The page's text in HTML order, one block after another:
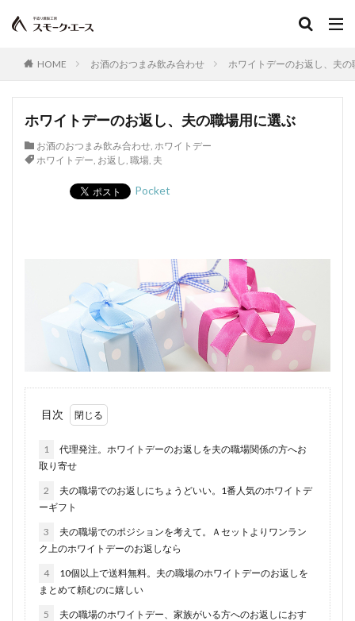
HOME お酒のおつまみ飲み合わせ ホワイトデーのお返し、夫の
ホワイトデーのお返し、夫の職場用に選ぶ
お酒のおつまみ飲み合わせ, ホワイトデー
ホワイトデー, お返し, 職場, 夫
Pocket
目次
1
代理発注。ホワイトデーのお返しを夫の職場関係の方へお
取り寄せ
2
夫の職場でのお返しにちょうどいい。1番人気のホワイトデ
ーギフト
3
夫の職場でのポジションを考えて。Ａセットよりワンラン
ク上のホワイトデーのお返しなら
4
10個以上で送料無料。夫の職場のホワイトデーのお返しを
まとめて頼むのに嬉しい
5
夫の職場のホワイトデー、家族がいる方へのお返しにおす